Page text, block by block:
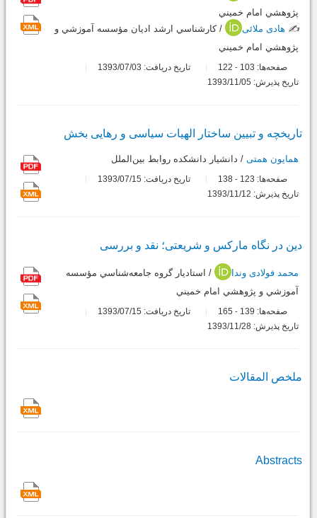
پژوهشي امام خميني
✍️ هادی ملائی
/ كارشناسي ارشد اديان مؤسسه آموزشي و
پژوهشي امام خميني
صفحه‌ها: 103
-
تاریخ دریافت: 1393/07/03
تاریخ پذیرش: 1393/11/05
تاریخچه و تبیین ساختار الهیات سیاسی و رهایی بخش
همایون همتی / دانشيار دانشكده روابط بين‌الملل
صفحه‌ها: 123
-
تاریخ دریافت: 1393/07/15
تاریخ پذیرش: 1393/11/12
دین در نگاه مارکس و شریعتی؛ نقد و بررسی
محمد فولادی وندا
/ استاديار گروه جامعه‌شناسي مؤسسه
آموزشي و پژوهشي امام خميني
صفحه‌ها: 139
-
تاریخ دریافت: 1393/07/15
تاریخ پذیرش: 1393/11/28
ملخص المقالات
Abstracts